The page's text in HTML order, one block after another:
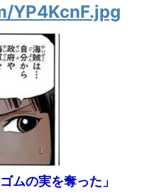
YP4KcnF.jpg
ムの実を奪った」